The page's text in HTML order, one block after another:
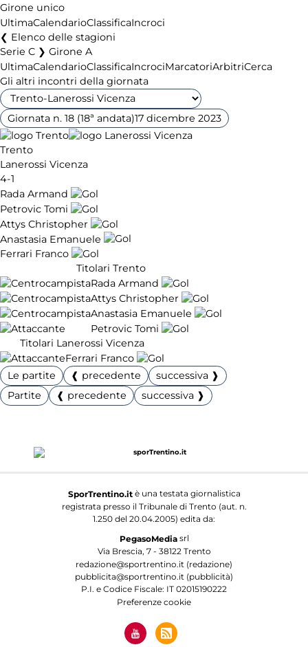
Girone unico
UltimaCalendarioClassificaIncroci
Elenco delle stagioni
Serie C ❯ Girone A
UltimaCalendarioClassificaIncrociMarcatoriArbitriCerca
Gli altri incontri della giornata
Giornata n. 18 (18ª andata)17 dicembre 2023
Trento
Lanerossi Vicenza
4-1
Rada Armand
Petrovic Tomi
Attys Christopher
Anastasia Emanuele
Ferrari Franco
Titolari Trento
Rada Armand
Attys Christopher
Anastasia Emanuele
Petrovic Tomi
Titolari Lanerossi Vicenza
Ferrari Franco
Le partite
❰ precedente
successiva ❱
Partite
❰ precedente successiva ❱
SporTrentino.itè una testata giornalistica
registrata presso il Tribunale di Trento (aut. n.
1.250 del 20.04.2005) edita da:
PegasoMediasrl
Via Brescia, 7 - 38122 Trento
redazione@sportrentino.it (redazione)
pubblicita@sportrentino.it (pubblicità)
P.I. e Codice Fiscale: IT 02015190222
Preferenze cookie